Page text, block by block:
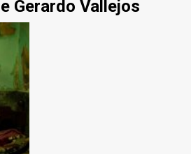
Gerardo Vallejos